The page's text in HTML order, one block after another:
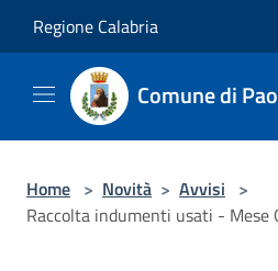
Regione Calabria
Comune di
Home > Novità > Avvisi >
Raccolta indumenti usati - Mese